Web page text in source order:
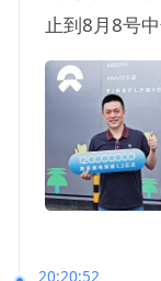
止到8月8号
20:20:52